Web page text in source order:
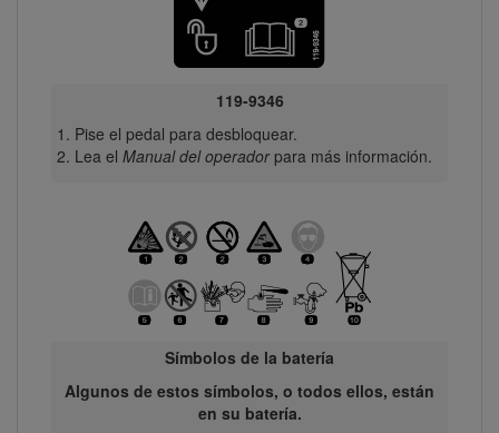
119-9346
Pise el pedal para desbloquear.
Lea el Manual del operadorpara más información.
Símbolos de la batería
Algunos de estos símbolos, o todos ellos, están
en su batería.